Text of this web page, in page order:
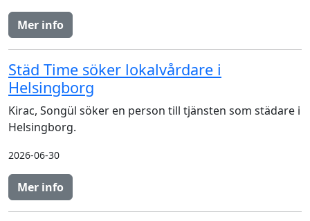
Mer info
Städ Time söker lokalvårdare i
Helsingborg
Kirac, Songül söker en person till tjänsten som städare i
Helsingborg.
2026-06-30
Mer info